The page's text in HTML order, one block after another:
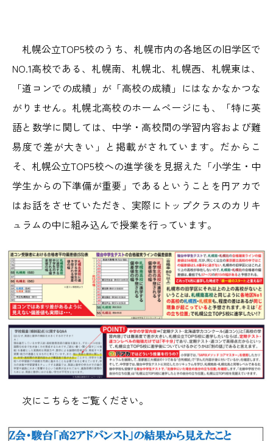
札幌公立TOP5校のうち、札幌市内の各地区の旧学区で
NO.1高校である、札幌南、札幌北、札幌西、札幌東は、
「道コンでの成績」が「高校の成績」にはなかなかつな
がりません。札幌北高校のホームページにも、「特に英
語と数学に関しては、中学・高校間の学習内容および難
易度で差が大きい」と掲載がされています。だからこ
そ、札幌公立TOP5校への進学後を見据えた「小学生・中
学生からの下準備が重要」であるということを円アカで
はお話をさせていただき、実際にトップクラスのカリキ
ュラムの中に組み込んで授業を行っています。
次にこちらをご覧ください。